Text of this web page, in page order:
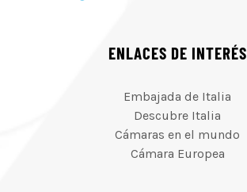
ENLACES DE INTERÉS
Embajada de Italia
Descubre Italia
Cámaras en el mundo
Cámara Europea